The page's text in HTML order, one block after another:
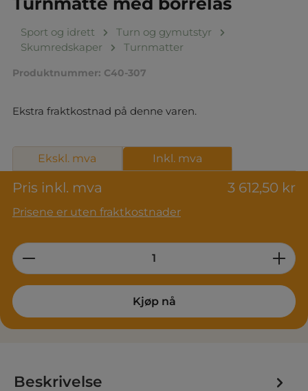
Sport og idrett
Turn og gymutstyr
Skumredskaper
Turnmatter
Produktnummer: C40-307
Ekstra fraktkostnad på denne varen.
Pris inkl. mva 3 612,50 kr
Prisene er uten fraktkostnader
Ekskl. mva Inkl. mva
Product Quantity: Enter the desired
Kjøp nå
Beskrivelse